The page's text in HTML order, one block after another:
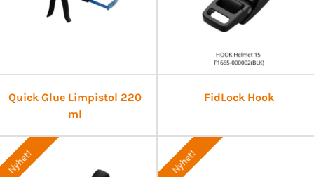
Quick Glue Limpistol 220
ml
FidLock Hook
Nyhet! Nyhet!